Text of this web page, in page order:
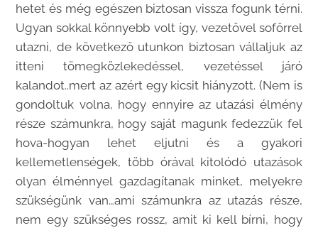
hetet és még egészen biztosan vissza fogunk térni.
Ugyan sokkal könnyebb volt így, vezetővel sofőrrel
utazni, de következő utunkon biztosan vállaljuk az
itteni tömegközlekedéssel, vezetéssel járó
kalandot..mert az azért egy kicsit hiányzott. (Nem is
gondoltuk volna, hogy ennyire az utazási élmény
része számunkra, hogy saját magunk fedezzük fel
hova-hogyan lehet eljutni és a gyakori
kellemetlenségek, több órával kitolódó utazások
olyan élménnyel gazdagítanak minket, melyekre
szükségünk van…ami számunkra az utazás része,
nem egy szükséges rossz, amit ki kell bírni, hogy